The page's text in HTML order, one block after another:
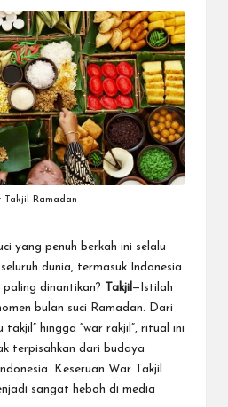
Takjil Ramadan
yang penuh berkah ini selalu
dunia, termasuk Indonesia.
dinantikan?
Takjil —Istilah
bulan suci Ramadan. Dari
takjil” hingga “war rakjil”, ritual ini
terpisahkan dari budaya
Keseruan War Takjil
sangat heboh di media